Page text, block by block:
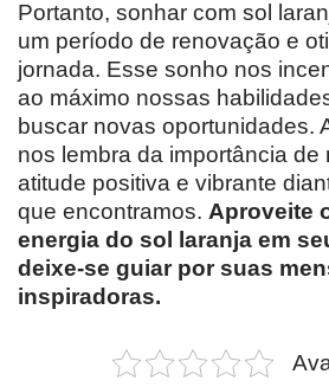
Portanto, sonhar com sol
um período de renovação e
jornada. Esse sonho nos
ao máximo nossas
buscar novas oportunidades.
nos lembra da importância de
atitude positiva e vibrante
que encontramos. Aproveite
energia do sol laranja em
deixe-se guiar por suas
inspiradoras.